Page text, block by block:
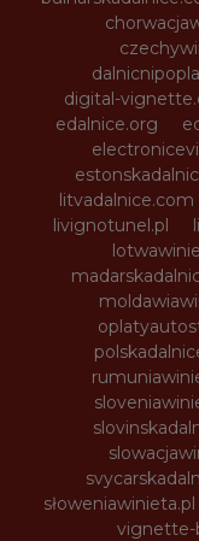
digital-
edalnice.org
litvadalnice.com
livignotunel.pl
słoweniawinieta.pl
vignette-